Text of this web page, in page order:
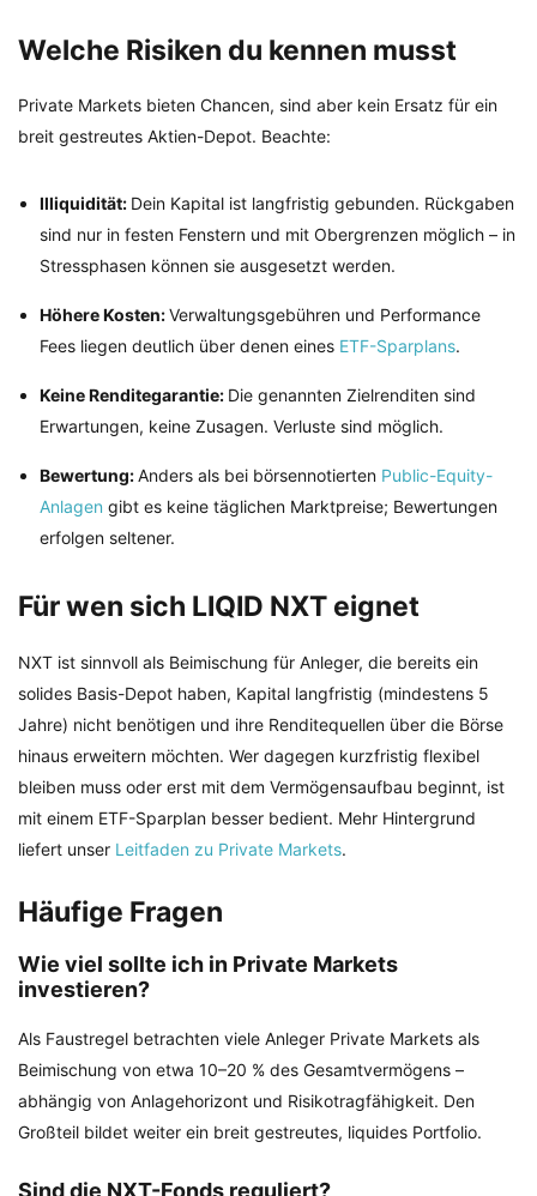
Welche Risiken du kennen musst
Private Markets bieten Chancen, sind aber kein Ersatz für ein
breit gestreutes Aktien-Depot. Beachte:
Illiquidität: Dein Kapital ist langfristig gebunden. Rückgaben
sind nur in festen Fenstern und mit Obergrenzen möglich – in
Stressphasen können sie ausgesetzt werden.
Höhere Kosten:Verwaltungsgebühren und Performance
Fees liegen deutlich über denen eines ETF-Sparplans.
Keine Renditegarantie: Die genannten Zielrenditen sind
Erwartungen, keine Zusagen. Verluste sind möglich.
Bewertung:Anders als bei börsennotierten Public-Equity-
Anlagen gibt es keine täglichen Marktpreise; Bewertungen
erfolgen seltener.
Für wen sich LIQID NXT eignet
NXT ist sinnvoll als Beimischung für Anleger, die bereits ein
solides Basis-Depot haben, Kapital langfristig (mindestens 5
Jahre) nicht benötigen und ihre Renditequellen über die Börse
hinaus erweitern möchten. Wer dagegen kurzfristig flexibel
bleiben muss oder erst mit dem Vermögensaufbau beginnt, ist
mit einem ETF-Sparplan besser bedient. Mehr Hintergrund
liefert unser Leitfaden zu Private Markets.
Häufige Fragen
Wie viel sollte ich in Private Markets
investieren?
Als Faustregel betrachten viele Anleger Private Markets als
Beimischung von etwa 10–20 % des Gesamtvermögens –
abhängig von Anlagehorizont und Risikotragfähigkeit. Den
Großteil bildet weiter ein breit gestreutes, liquides Portfolio.
Sind die NXT-Fonds reguliert?